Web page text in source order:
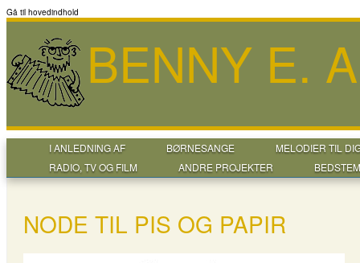
Gå til hovedindhold
BENNY E.
I ANLEDNING AF BØRNESANGE
MELODIER TIL
RADIO, TV OG FILM
ANDRE PROJEKTER
NODE TIL PIS OG PAPIR